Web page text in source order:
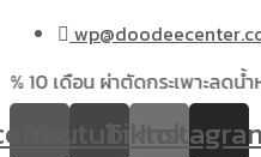
ดือน ผ่าตัดกระเพาะลดน้ำหนัก
Youtube